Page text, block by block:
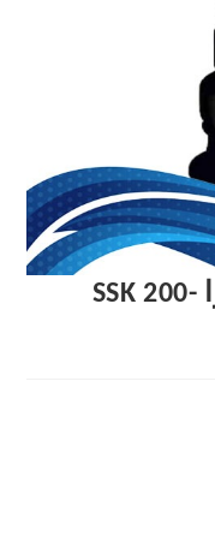
پمپ لجن کش چدنی ابارا SSK 200-